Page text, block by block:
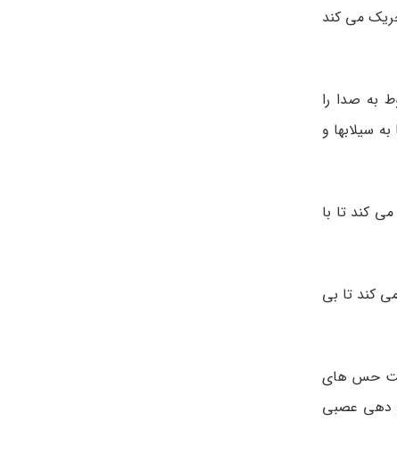
می کند
به صدا را
سیلابها و
کند تا با
کند تا بی
حس های
دهی عصبی